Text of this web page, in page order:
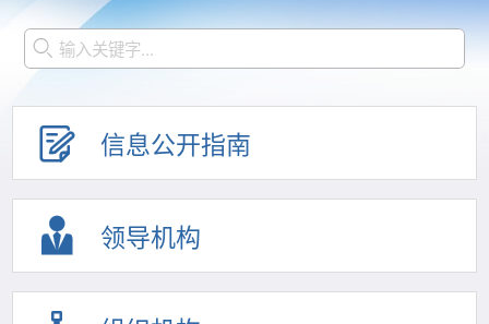
信息公开指南
领导机构